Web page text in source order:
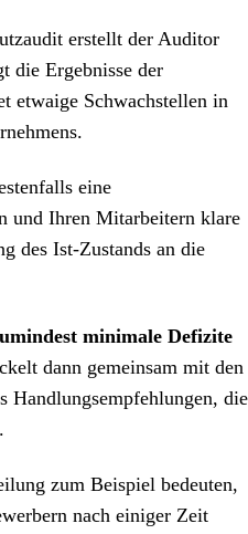
erstellt der Auditor
die Ergebnisse der
etwaige Schwachstellen in
eine
und Ihren Mitarbeitern klare
des Ist-Zustands an die
minimale Defizite
dann gemeinsam mit den
Handlungsempfehlungen, die
zum Beispiel bedeuten,
nach einiger Zeit